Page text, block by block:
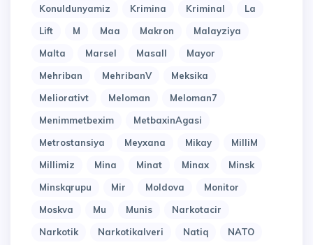
Konuldunyamiz
Krimina Kriminal
La
Lift
M Maa Makron
Malayziya
Malta
Marsel Masall
Mayor
Mehriban
MehribanV
Meksika
Meliorativt
Meloman
Meloman7
Menimmetbexim
MetbaxinAgasi
Metrostansiya
Meyxana Mikay
MilliM
Millimiz
Mina Minat Minax
Minsk
Minskqrupu
Mir Moldova
Monitor
Moskva
Mu Munis
Narkotacir
Narkotik
Narkotikalveri Natiq
NATO